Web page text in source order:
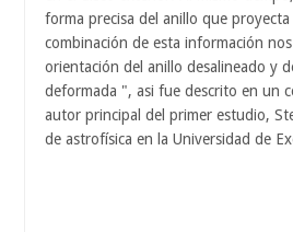
forma precisa del anillo que proyecta
combinación de esta información
orientación del anillo desalineado y
deformada ", asi fue descrito en un
autor principal del primer estudio,
de astrofísica en la Universidad de